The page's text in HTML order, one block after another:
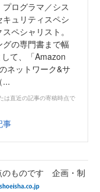
ログラマ／シス
ュリティスペシ
ペシャリスト。
グの専門書まで幅
て、「Amazon
ネットワーク&サ
...
は直近の記事の寄稿時点で
事
のものです 企画・制